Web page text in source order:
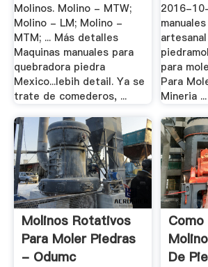
Molinos. Molino - MTW;
Molino - LM; Molino -
MTM; ... Más detalles
Maquinas manuales para
quebradora piedra
Mexico...lebih detail. Ya se
trate de comederos, ...
2016-
para
Para
Mineria ...
Molinos Rotativos
Para Moler Piedras
- Odumc
De